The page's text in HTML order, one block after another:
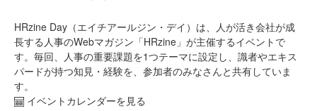
HRzine Day（エイチアールジン・デイ）は、人が活き会社が成
長する人事のWebマガジン「HRzine」が主催するイベントで
す。毎回、人事の重要課題を1つテーマに設定し、識者やエキス
パードが持つ知見・経験を、参加者のみなさんと共有していま
す。
イベントカレンダーを見る